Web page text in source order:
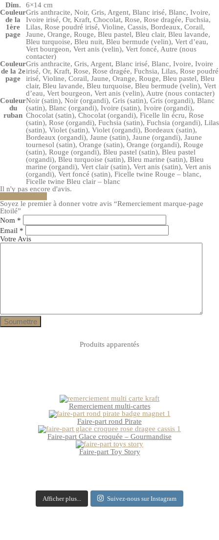
Dim.
6×14 cm
Couleur
de la
1ère
page
Gris anthracite, Noir, Gris, Argent, Blanc irisé, Blanc, Ivoire,
Ivoire irisé, Or, Kraft, Chocolat, Rose, Rose dragée, Fuchsia,
Lilas, Rose poudré irisé, Violine, Cassis, Bordeaux, Corail,
Jaune, Orange, Rouge, Bleu pastel, Bleu clair, Bleu lavande,
Bleu turquoise, Bleu nuit, Bleu bermude (velin), Vert d’eau,
Vert bourgeon, Vert anis (velin), Vert foncé, Autre (nous
contacter)
Couleur
de la 2e
page
Gris anthracite, Gris, Argent, Blanc irisé, Blanc, Ivoire, Ivoire
irisé, Or, Kraft, Rose, Rose dragée, Fuchsia, Lilas, Rose poudré
irisé, Violine, Corail, Jaune, Orange, Rouge, Bleu pastel, Bleu
clair, Bleu lavande, Bleu turquoise, Bleu bermude (velin), Vert
d’eau, Vert bourgeon, Vert anis (velin), Autre (nous contacter)
Couleur
du
ruban
Noir (satin), Noir (organdi), Gris (satin), Gris (organdi), Blanc
(satin), Blanc (organdi), Ivoire (satin), Ivoire (organdi),
Chocolat (satin), Chocolat (organdi), Ficelle lin écru, Rose
(satin), Rose (organdi), Fuchsia (satin), Fuchsia (organdi), Lilas
(satin), Violet (satin), Violet (organdi), Bordeaux (satin),
Bordeaux (organdi), Jaune (satin), Jaune (organdi), Jaune
tournesol (satin), Orange (satin), Orange (organdi), Rouge
(satin), Rouge (organdi), Bleu pastel (satin), Bleu pastel
(organdi), Bleu turquoise (satin), Bleu marine (satin), Bleu
marine (organdi), Vert clair (satin), Vert anis (satin), Vert anis
(organdi), Vert foncé (satin), Ficelle twine Rouge – blanc,
Ficelle twine Bleu clair – blanc
Il n'y pas encore d'avis.
Soyez le premier à donner votre avis “Remerciement marque-page
Etoilé”
Nom *
Email *
Votre Avis
Produits apparentés
Remerciement multi-cartes
Faire-part rond Pirate
Faire-part Glace croquée – Gourmandise
Faire-part Toy Story
Afficher plus... Suivez-nous sur Instagram